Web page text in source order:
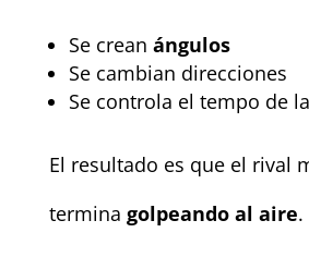
Se crean ángulos
Se cambian direcciones
Se controla el tempo de
El resultado es que el rival
termina golpeando al aire.